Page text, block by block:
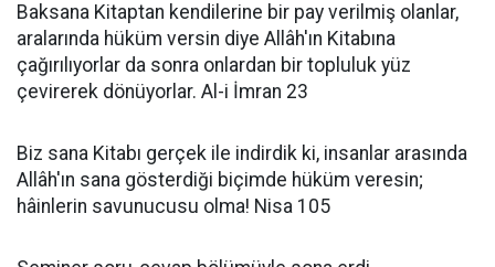
Baksana Kitaptan kendilerine bir pay verilmiş olanlar,
aralarında hüküm versin diye Allâh'ın Kitabına
çağırılıyorlar da sonra onlardan bir topluluk yüz
çevirerek dönüyorlar. Al-i İmran 23
Biz sana Kitabı gerçek ile indirdik ki, insanlar arasında
Allâh'ın sana gösterdiği biçimde hüküm veresin;
hâinlerin savunucusu olma! Nisa 105